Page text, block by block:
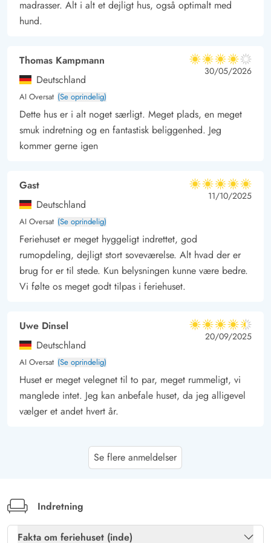
til butikker og gode spisesteder fx i Henne eller Nymindegab,
og spiller du golf, kører mountainbike, rider eller har lyst til en
minutter, ligesom der generelt i området er masser af
interessante udflugtsmål for hele familien. I stuens hyggelige
bibliotekshjørne finder du generel information om området,
samt kort og luftfotos over skønne vandrestier, bl.a. direkte fra
huset gennem skov og uberørt klitlandskab til havet.
madrasser. Alt i alt et dejligt hus, også optimalt med
hund.
Thomas Kampmann
Deutschland
AI Oversat (Se oprindelig)
4 ud af 5
4 ud af 5
4 out of 5
30/05/2026
Dette hus er i alt noget særligt. Meget plads, en meget
smuk indretning og en fantastisk beliggenhed. Jeg
kommer gerne igen
Gast
Deutschland
AI Oversat (Se oprindelig)
5 ud af 5
5 ud af 5
5 out of 5
11/10/2025
Feriehuset er meget hyggeligt indrettet, god
rumopdeling, dejligt stort soveværelse. Alt hvad der er
brug for er til stede. Kun belysningen kunne være bedre.
Vi følte os meget godt tilpas i feriehuset.
Uwe Dinsel
Deutschland
AI Oversat (Se oprindelig)
4.5 ud af 5
4.5 ud af 5
4.5 out of 5
20/09/2025
Huset er meget velegnet til to par, meget rummeligt, vi
manglede intet. Jeg kan anbefale huset, da jeg alligevel
vælger et andet hvert år.
Katrin Grünbaum
Et vidunderligt beliggende, meget stilfuldt indrettet
indbyder til afslapning. Stranden er nem at nå med
Se flere anmeldelser
Indretning
Fakta om feriehuset (inde)